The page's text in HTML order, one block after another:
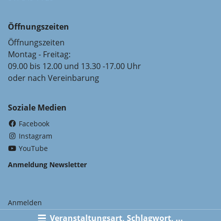
Veranstaltungsart, Schlagwort, ...
Öffnungszeiten
Öffnungszeiten
Montag - Freitag:
09.00 bis 12.00 und 13.30 -17.00 Uhr
oder nach Vereinbarung
Soziale Medien
Facebook
Instagram
YouTube
Anmeldung Newsletter
Anmelden